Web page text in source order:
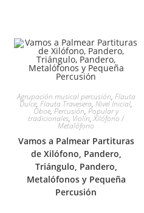
Agrupación musical percusión, Flauta
Dulce, Flauta Travesera, Nivel Inicial,
Oboe, Percusión, Popular y
tradicionales, Violín,Xilófono /
Metalófono
Vamos a Palmear Partituras
de Xilófono, Pandero,
Triángulo, Pandero,
Metalófonos y Pequeña
Percusión